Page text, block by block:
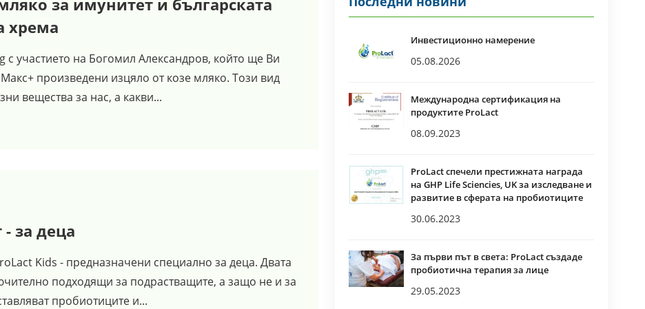
за имунитет и българската
хрема
участието на Богомил Александров, който ще Ви
произведени изцяло от козе мляко. Този вид
вещества за нас, а какви...
за деца
Kids - предназначени специално за деца. Двата
подходящи за подрастващите, а защо не и за
пробиотиците и...
Инвестиционно намерение
05.08.2026
Международна сертификация на
продуктите ProLact
08.09.2023
ProLact спечели престижната награда
на GHP Life Sciencies, UK за изследване и
развитие в сферата на пробиотиците
30.06.2023
За първи път в света: ProLact създаде
пробиотична терапия за лице
29.05.2023